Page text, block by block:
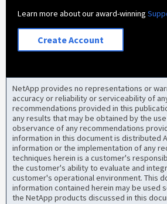
Learn more about our award-winning
Create Account
NetApp provides no representations or
accuracy or reliability or serviceability of
recommendations provided in this
any results that may be obtained by the
observance of any recommendations
information in this document is distributed
information or the implementation of any
techniques herein is a customer's
the customer's ability to evaluate and
customer's operational environment. This
information contained herein may be used
the NetApp products discussed in this